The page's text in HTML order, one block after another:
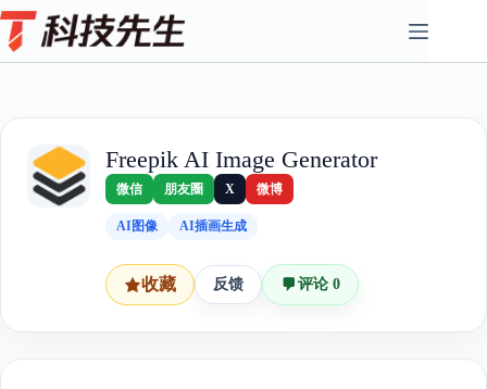
Skip
to
content
Freepik AI Image Generator
微信 朋友圈 X 微博
AI图像 AI插画生成
收藏 反馈 评论 0